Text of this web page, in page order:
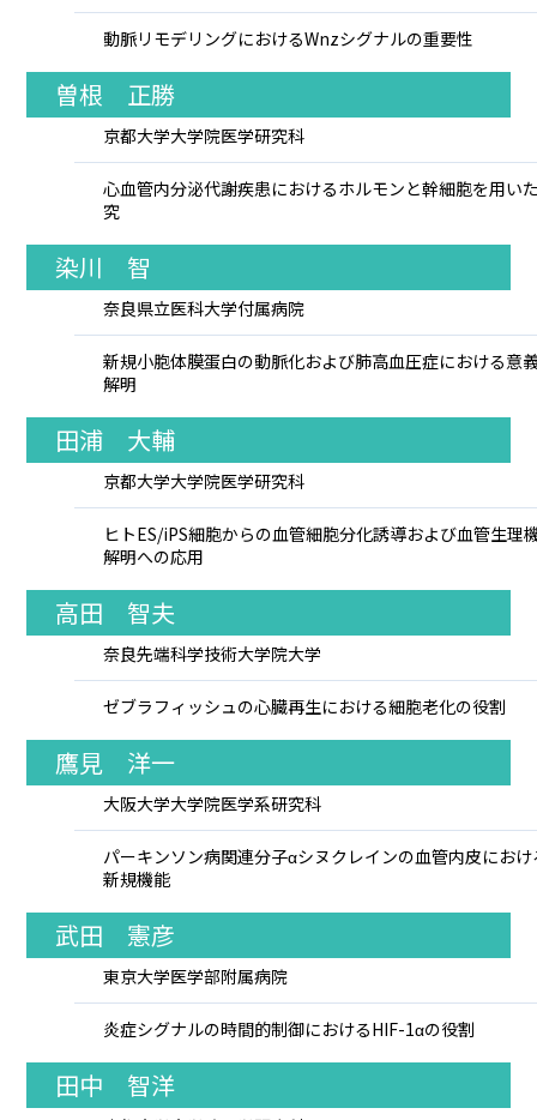
動脈リモデリングにおけるWnzシグナルの重要性
曽根 正勝
京都大学大学院医学研究科
心血管内分泌代謝疾患におけるホルモンと幹細胞を用い
究
染川 智
奈良県立医科大学付属病院
新規小胞体膜蛋白の動脈化および肺高血圧症における意
解明
田浦 大輔
京都大学大学院医学研究科
ヒトES/iPS細胞からの血管細胞分化誘導および血管生理
解明への応用
高田 智夫
奈良先端科学技術大学院大学
ゼブラフィッシュの心臓再生における細胞老化の役割
鷹見 洋一
大阪大学大学院医学系研究科
パーキンソン病関連分子αシヌクレインの血管内皮におけ
新規機能
武田 憲彦
東京大学医学部附属病院
炎症シグナルの時間的制御におけるHIF-1αの役割
田中 智洋